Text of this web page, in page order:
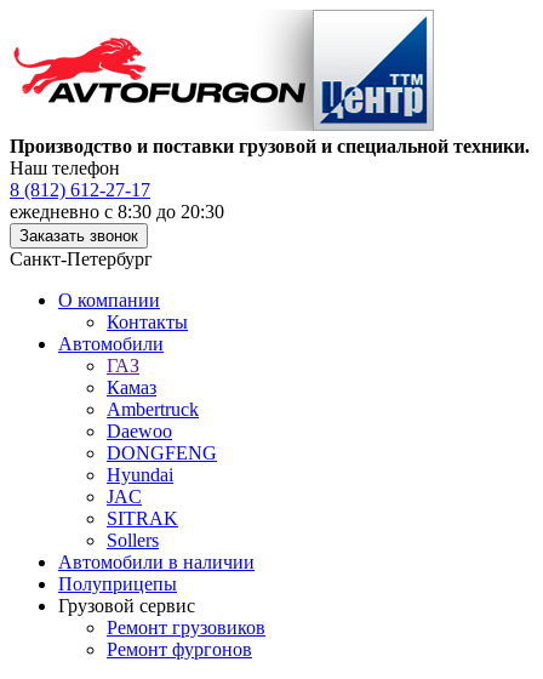
Производство и поставки грузовой и специальной техники.
Наш телефон
8 (812) 612-27-17
ежедневно с 8:30 до 20:30
Заказать звонок
Санкт-Петербург
О компании
Контакты
Автомобили
ГАЗ
Камаз
Ambertruck
Daewoo
DONGFENG
Hyundai
JAC
SITRAK
Sollers
Автомобили в наличии
Полуприцепы
Грузовой сервис
Ремонт грузовиков
Ремонт фургонов